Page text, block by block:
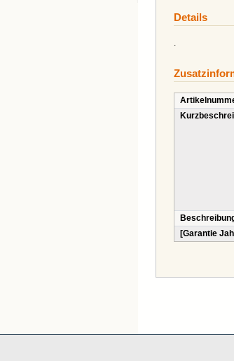
Details
.
[Garantie